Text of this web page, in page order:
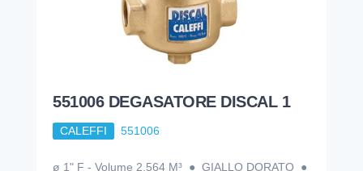
551006 DEGASATORE DISCAL 1
CALEFFI 551006
ø 1" F - Volume 2,564 M³ ● GIALLO DORATO ●